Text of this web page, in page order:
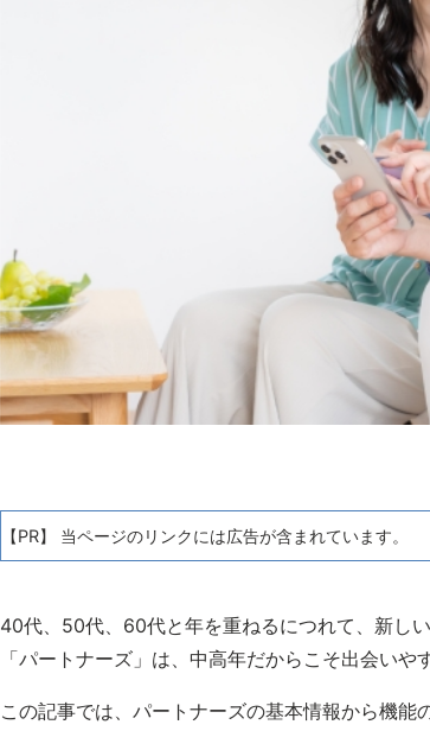
【PR】 当ページのリンクには広告が含まれています。
40代、50代、60代と年を重ねるにつれて、新し
「パートナーズ」は、中高年だからこそ出会いや
この記事では、パートナーズの基本情報から機能